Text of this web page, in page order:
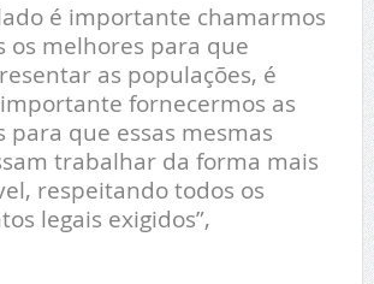
é importante chamarmos
os melhores para que
as populações, é
fornecermos as
que essas mesmas
trabalhar da forma mais
respeitando todos os
legais exigidos”,